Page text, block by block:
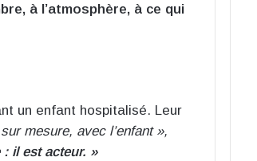
à l’atmosphère, à ce qui
un enfant hospitalisé. Leur
mesure, avec l’enfant »,
: il est acteur. »